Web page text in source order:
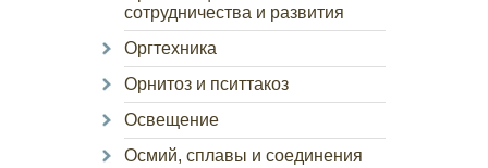
сотрудничества и развития
Оргтехника
Орнитоз и пситтакоз
Освещение
Осмий, сплавы и соединения